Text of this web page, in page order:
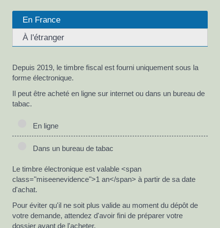
En France
À l'étranger
Depuis 2019, le timbre fiscal est fourni uniquement sous la
forme électronique.
Il peut être acheté en ligne sur internet ou dans un bureau de
tabac.
En ligne
Dans un bureau de tabac
Le timbre électronique est valable <span
class="miseenevidence">1 an</span> à partir de sa date
d'achat.
Pour éviter qu'il ne soit plus valide au moment du dépôt de
votre demande, attendez d'avoir fini de préparer votre
dossier avant de l'acheter.